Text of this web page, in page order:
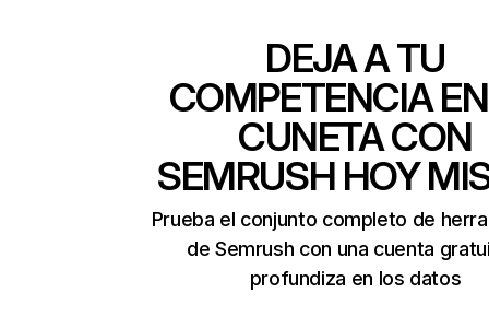
DEJA A TU
COMPETENCIA
CUNETA CON
SEMRUSH HOY
Prueba el conjunto completo de
de Semrush con una cuenta
profundiza en los datos